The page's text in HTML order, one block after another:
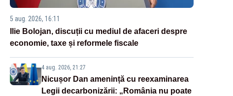
5 aug. 2026, 16:11
Ilie Bolojan, discuții cu mediul de afaceri despre
economie, taxe și reformele fiscale
4 aug. 2026, 21:27
Nicușor Dan amenință cu reexaminarea
Legii decarbonizării: „România nu poate